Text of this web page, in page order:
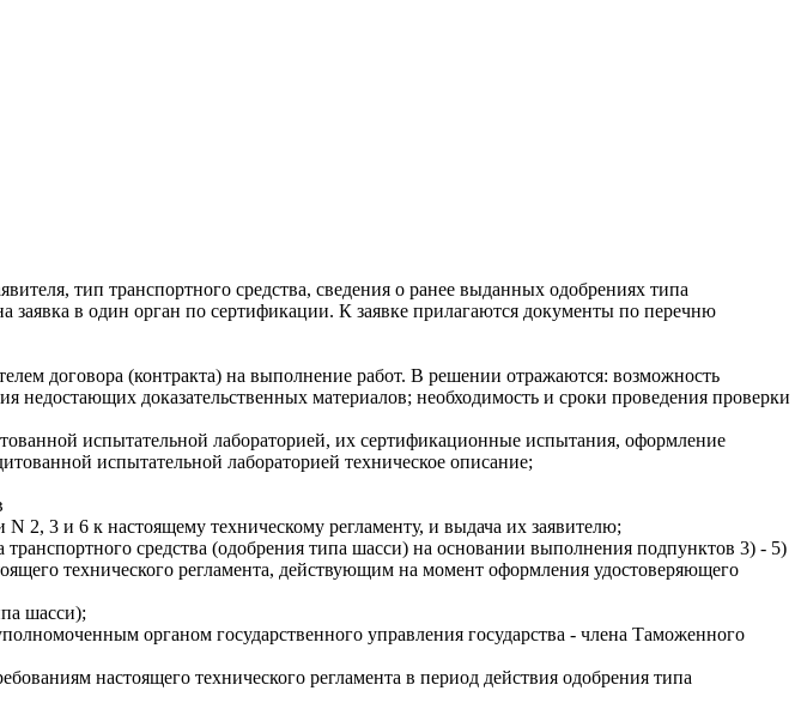
тип транспортного средства, сведения о ранее выданных одобрениях типа
заявка в один орган по сертификации. К заявке прилагаются документы по перечню
договора (контракта) на выполнение работ. В решении отражаются: возможность
доказательственных материалов; необходимость и сроки проведения проверки
испытательной лабораторией, их сертификационные испытания, оформление
испытательной лабораторией техническое описание;
2, 3 и 6 к настоящему техническому регламенту, и выдача их заявителю;
средства (одобрения типа шасси) на основании выполнения подпунктов 3) - 5)
технического регламента, действующим на момент оформления удостоверяющего
шасси);
органом государственного управления государства - члена Таможенного
настоящего технического регламента в период действия одобрения типа